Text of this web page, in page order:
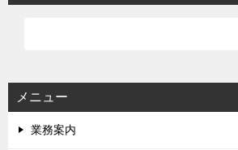
メニュー
業務案内